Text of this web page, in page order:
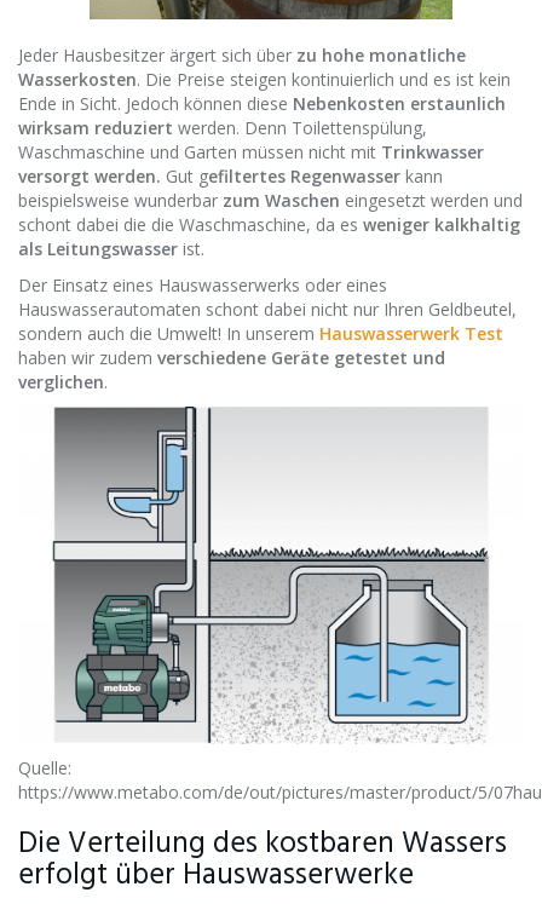
Jeder Hausbesitzer ärgert sich über zu hohe monatliche
Wasserkosten. Die Preise steigen kontinuierlich und es ist kein
Ende in Sicht. Jedoch können diese Nebenkosten erstaunlich
wirksam reduziert werden. Denn Toilettenspülung,
Waschmaschine und Garten müssen nicht mit Trinkwasser
versorgt werden. Gut gefiltertes Regenwasser kann
beispielsweise wunderbar zum Waschen eingesetzt werden und
schont dabei die die Waschmaschine, da es weniger kalkhaltig
als Leitungswasser ist.
Der Einsatz eines Hauswasserwerks oder eines
Hauswasserautomaten schont dabei nicht nur Ihren Geldbeutel,
sondern auch die Umwelt! In unserem Hauswasserwerk Test
haben wir zudem verschiedene Geräte getestet und
verglichen.
Quelle:
https://www.metabo.com/de/out/pictures/master/product/5/
Die Verteilung des kostbaren Wassers
erfolgt über Hauswasserwerke